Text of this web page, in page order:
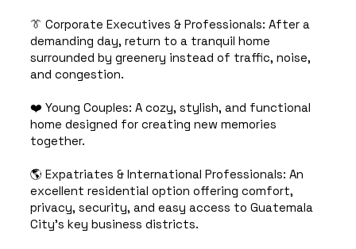
👔 Corporate Executives & Professionals: After a
demanding day, return to a tranquil home
surrounded by greenery instead of traffic, noise,
and congestion.
❤️ Young Couples: A cozy, stylish, and functional
home designed for creating new memories
together.
🌎 Expatriates & International Professionals: An
excellent residential option offering comfort,
privacy, security, and easy access to Guatemala
City's key business districts.